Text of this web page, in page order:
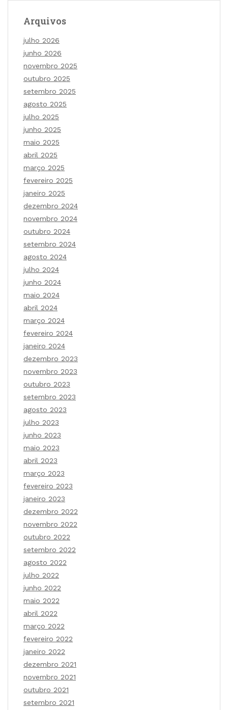
Arquivos
julho 2026
junho 2026
novembro 2025
outubro 2025
setembro 2025
agosto 2025
julho 2025
junho 2025
maio 2025
abril 2025
março 2025
fevereiro 2025
janeiro 2025
dezembro 2024
novembro 2024
outubro 2024
setembro 2024
agosto 2024
julho 2024
junho 2024
maio 2024
abril 2024
março 2024
fevereiro 2024
janeiro 2024
dezembro 2023
novembro 2023
outubro 2023
setembro 2023
agosto 2023
julho 2023
junho 2023
maio 2023
abril 2023
março 2023
fevereiro 2023
janeiro 2023
dezembro 2022
novembro 2022
outubro 2022
setembro 2022
agosto 2022
julho 2022
junho 2022
maio 2022
abril 2022
março 2022
fevereiro 2022
janeiro 2022
dezembro 2021
novembro 2021
outubro 2021
setembro 2021